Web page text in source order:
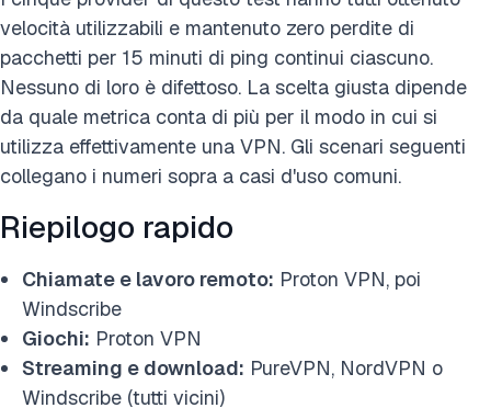
velocità utilizzabili e mantenuto zero perdite di
pacchetti per 15 minuti di ping continui ciascuno.
Nessuno di loro è difettoso. La scelta giusta dipende
da quale metrica conta di più per il modo in cui si
utilizza effettivamente una VPN. Gli scenari seguenti
collegano i numeri sopra a casi d'uso comuni.
Riepilogo rapido
Chiamate e lavoro remoto: Proton VPN, poi
Windscribe
Giochi: Proton VPN
Streaming e download: PureVPN, NordVPN o
Windscribe (tutti vicini)